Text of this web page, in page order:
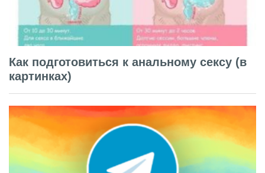
Как подготовиться к анальному сексу (в
картинках)